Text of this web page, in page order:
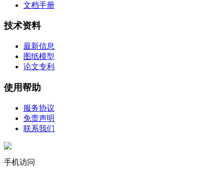
文档手册
技术资料
最新信息
图纸模型
论文专利
使用帮助
服务协议
免责声明
联系我们
手机访问